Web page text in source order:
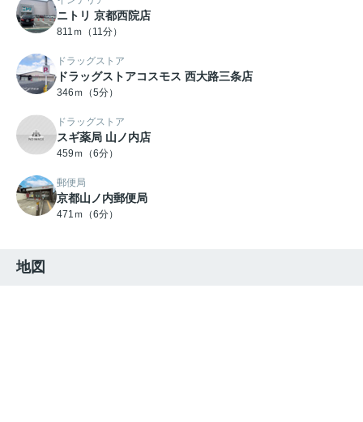
ニトリ 京都西院店
811ｍ（11分）
ドラッグストア
ドラッグストアコスモス 西大路三条店
346ｍ（5分）
ドラッグストア
スギ薬局 山ノ内店
459ｍ（6分）
郵便局
京都山ノ内郵便局
471ｍ（6分）
地図